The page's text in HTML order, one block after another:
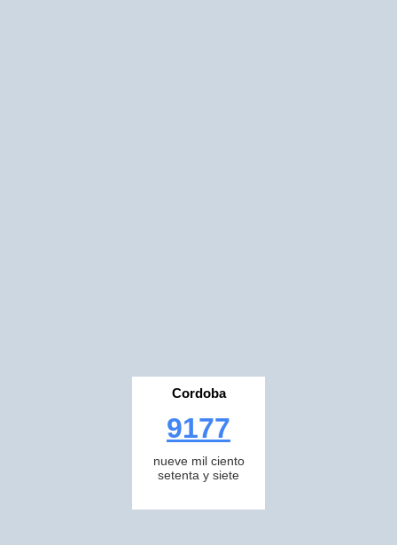
Cordoba
9177
nueve mil ciento
setenta y siete